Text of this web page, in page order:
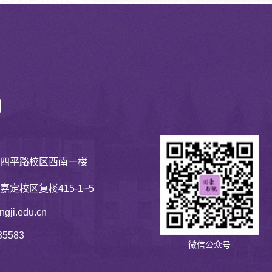
平路校区西南一楼
定校区复楼415-1~5
微信公众号